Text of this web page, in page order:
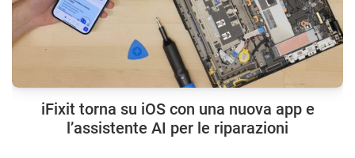
iFixit torna su iOS con una nuova app e
l’assistente AI per le riparazioni